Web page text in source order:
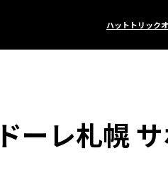
ハットトリック
ーレ札幌